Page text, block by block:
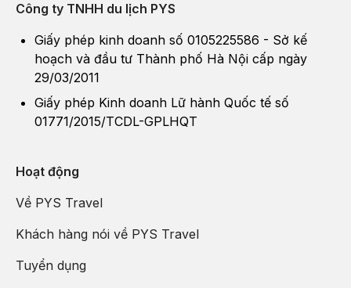
Công ty TNHH du lịch PYS
Giấy phép kinh doanh số 0105225586 - Sở kế
hoạch và đầu tư Thành phố Hà Nội cấp ngày
29/03/2011
Giấy phép Kinh doanh Lữ hành Quốc tế số
01771/2015/TCDL-GPLHQT
Hoạt động
Về PYS Travel
Khách hàng nói về PYS Travel
Tuyển dụng